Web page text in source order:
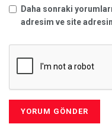
Daha sonraki
adresim ve site